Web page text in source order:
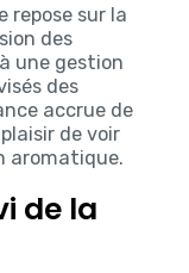
repose sur la
des
une gestion
des
accrue de
de voir
aromatique.
de la